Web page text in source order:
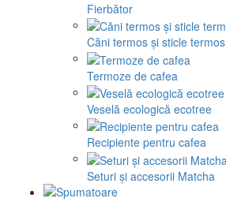
Fierbător
Căni termos și sticle termos
Termoze de cafea
Veselă ecologică ecotree
Recipiente pentru cafea
Seturi și accesorii Matcha